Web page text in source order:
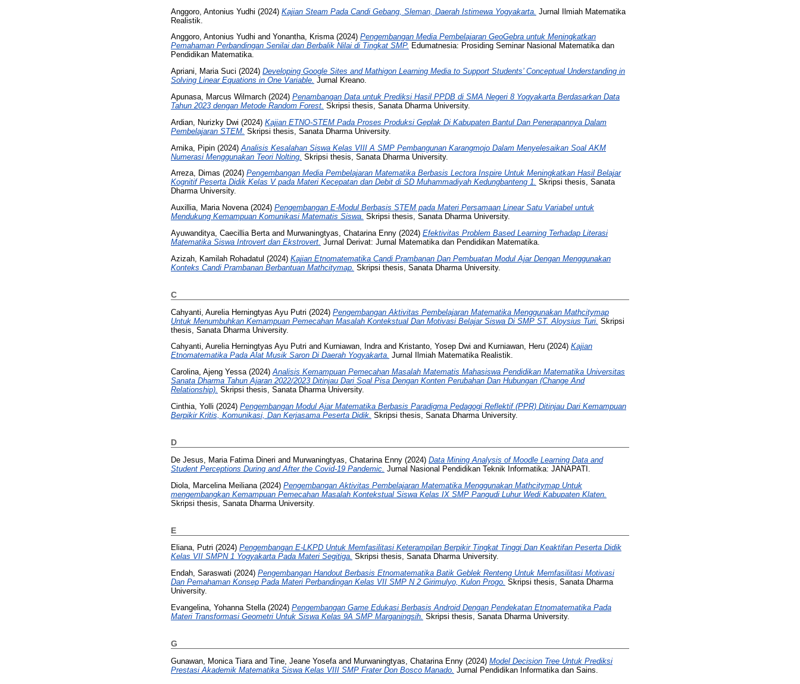
Anggoro, Antonius Yudhi (2024) Kajian Steam Pada Candi Gebang, Sleman, Daerah Istimewa Yogyakarta. Jurnal Ilmiah Matematika
Realistik.
Anggoro, Antonius Yudhi and Yonantha, Krisma(2024) Pengembangan Media Pembelajaran GeoGebra untuk Meningkatkan
Pemahaman Perbandingan Senilai dan Berbalik Nilai di Tingkat SMP. Edumatnesia: Prosiding Seminar Nasional Matematika dan
Pendidikan Matematika.
Apriani, Maria Suci (2024) Developing Google Sites and Mathigon Learning Media to Support Students’ Conceptual Understanding in
Solving Linear Equations in One Variable. Jurnal Kreano.
Apunasa, Marcus Wilmarch (2024) Penambangan Data untuk Prediksi Hasil PPDB di SMA Negeri 8 Yogyakarta Berdasarkan Data
Tahun 2023 dengan Metode Random Forest. Skripsi thesis, Sanata Dharma University.
Ardian, Nurizky Dwi (2024) Kajian ETNO-STEM Pada Proses Produksi Geplak Di Kabupaten Bantul Dan Penerapannya Dalam
Pembelajaran STEM. Skripsi thesis, Sanata Dharma University.
Arnika, Pipin (2024) Analisis Kesalahan Siswa Kelas VIII A SMP Pembangunan Karangmojo Dalam Menyelesaikan Soal AKM
Numerasi Menggunakan Teori Nolting. Skripsi thesis, Sanata Dharma University.
Arreza, Dimas (2024) Pengembangan Media Pembelajaran Matematika Berbasis Lectora Inspire Untuk Meningkatkan Hasil Belajar
Kognitif Peserta Didik Kelas V pada Materi Kecepatan dan Debit di SD Muhammadiyah Kedungbanteng 1. Skripsi thesis, Sanata
Dharma University.
Auxillia, Maria Novena(2024) Pengembangan E-Modul Berbasis STEM pada Materi Persamaan Linear Satu Variabel untuk
Mendukung Kemampuan Komunikasi Matematis Siswa. Skripsi thesis, Sanata Dharma University.
Ayuwanditya, Caecillia Berta and Murwaningtyas, Chatarina Enny (2024) Efektivitas Problem Based Learning Terhadap Literasi
Matematika Siswa Introvert dan Ekstrovert. Jurnal Derivat: Jurnal Matematika dan Pendidikan Matematika.
Azizah, Kamilah Rohadatul (2024) Kajian Etnomatematika Candi Prambanan Dan Pembuatan Modul Ajar Dengan Menggunakan
Konteks Candi Prambanan Berbantuan Mathcitymap. Skripsi thesis, Sanata Dharma University.
C
Cahyanti, Aurelia Herningtyas Ayu Putri (2024) Pengembangan Aktivitas Pembelajaran Matematika Menggunakan Mathcitymap
Untuk Menumbuhkan Kemampuan Pemecahan Masalah Kontekstual Dan Motivasi Belajar Siswa Di SMP ST. Aloysius Turi. Skripsi
thesis, Sanata Dharma University.
Cahyanti, Aurelia Herningtyas Ayu Putri and Kurniawan, Indraand Kristanto, Yosep Dwi and Kurniawan, Heru (2024) Kajian
Etnomatematika Pada Alat Musik Saron Di Daerah Yogyakarta. Jurnal Ilmiah Matematika Realistik.
Carolina, Ajeng Yessa(2024)Analisis Kemampuan Pemecahan Masalah Matematis Mahasiswa Pendidikan Matematika Universitas
Sanata Dharma Tahun Ajaran 2022/2023 Ditinjau Dari Soal Pisa Dengan Konten Perubahan Dan Hubungan (Change And
Relationship). Skripsi thesis, Sanata Dharma University.
Cinthia, Yolli (2024) Pengembangan Modul Ajar Matematika Berbasis Paradigma Pedagogi Reflektif (PPR) Ditinjau Dari Kemampuan
Berpikir Kritis, Komunikasi, Dan Kerjasama Peserta Didik. Skripsi thesis, Sanata Dharma University.
D
De Jesus, Maria Fatima Dineri and Murwaningtyas, Chatarina Enny (2024) Data Mining Analysis of Moodle Learning Data and
Student Perceptions During and After the Covid-19 Pandemic. Jurnal Nasional Pendidikan Teknik Informatika: JANAPATI.
Diola, Marcelina Meiliana (2024) Pengembangan Aktivitas Pembelajaran Matematika Menggunakan Mathcitymap Untuk
mengembangkan Kemampuan Pemecahan Masalah Kontekstual Siswa Kelas IX SMP Pangudi Luhur Wedi Kabupaten Klaten.
Skripsi thesis, Sanata Dharma University.
E
Eliana, Putri (2024) Pengembangan E-LKPD Untuk Memfasilitasi Keterampilan Berpikir Tingkat Tinggi Dan Keaktifan Peserta Didik
Kelas VII SMPN 1 Yogyakarta Pada Materi Segitiga. Skripsi thesis, Sanata Dharma University.
Endah, Saraswati (2024) Pengembangan Handout Berbasis Etnomatematika Batik Geblek Renteng Untuk Memfasilitasi Motivasi
Dan Pemahaman Konsep Pada Materi Perbandingan Kelas VII SMP N 2 Girimulyo, Kulon Progo. Skripsi thesis, Sanata Dharma
University.
Evangelina, Yohanna Stella (2024) Pengembangan Game Edukasi Berbasis Android Dengan Pendekatan Etnomatematika Pada
Materi Transformasi Geometri Untuk Siswa Kelas 9A SMP Marganingsih. Skripsi thesis, Sanata Dharma University.
G
Gunawan, Monica Tiara and Tine, Jeane Yosefa and Murwaningtyas, Chatarina Enny (2024) Model Decision Tree Untuk Prediksi
Prestasi Akademik Matematika Siswa Kelas VIII SMP Frater Don Bosco Manado. Jurnal Pendidikan Informatika dan Sains.